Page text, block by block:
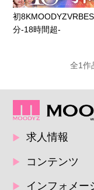
初
分-18時間超-
全1作
求人情報
コンテンツ
インフォメー